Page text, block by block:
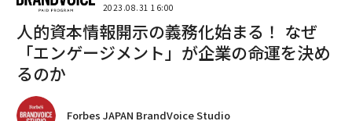
2023.08.31 16:00
人的資本情報開示の義務化始まる！ なぜ
「エンゲージメント」が企業の命運を決め
るのか
Forbes JAPAN BrandVoice Studio